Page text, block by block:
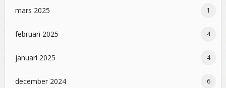
mars 2025 1
februari 2025 4
januari 2025 4
december 2024 6